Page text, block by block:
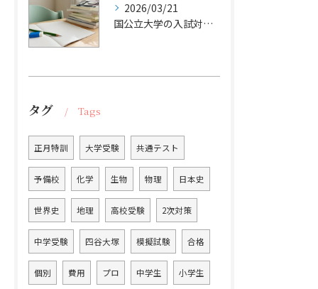
2026/03/21
国公立大学の入試対策｜共通テストと二次試験の攻略ポイント
タグ Tags
正月特訓 大学受験 共通テスト
予備校 化学 生物 物理 日本史
世界史 地理 高校受験 2次対策
中学受験 四谷大塚 模擬試験 合格
個別 費用 プロ 中学生 小学生